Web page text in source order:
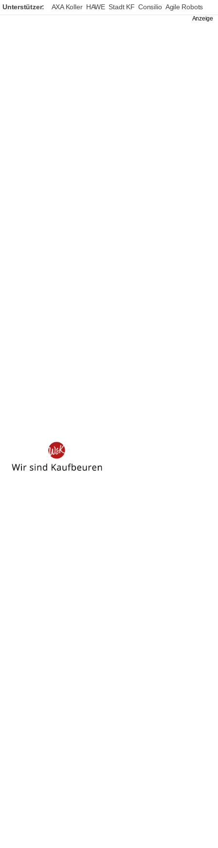
Unterstützer: AXA Koller HAWE Stadt KF Consilio Agile Robots